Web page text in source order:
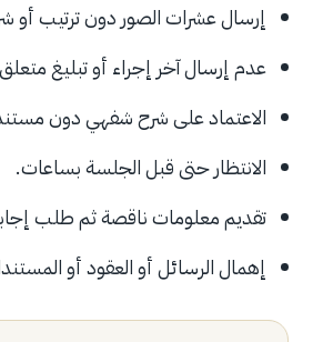
إرسال عشرات الصور دون ترتيب أو
عدم إرسال آخر إجراء أو تبليغ
الاعتماد على شرح شفهي دون
الانتظار حتى قبل الجلسة بساعات.
تقديم معلومات ناقصة ثم طلب
إهمال الرسائل أو العقود أو